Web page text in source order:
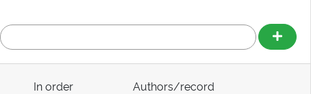
In order Authors/record